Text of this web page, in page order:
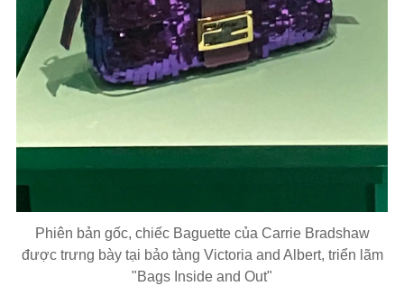
Phiên bản gốc, chiếc Baguette của Carrie Bradshaw
được trưng bày tại bảo tàng Victoria and Albert, triển lãm
"Bags Inside and Out"